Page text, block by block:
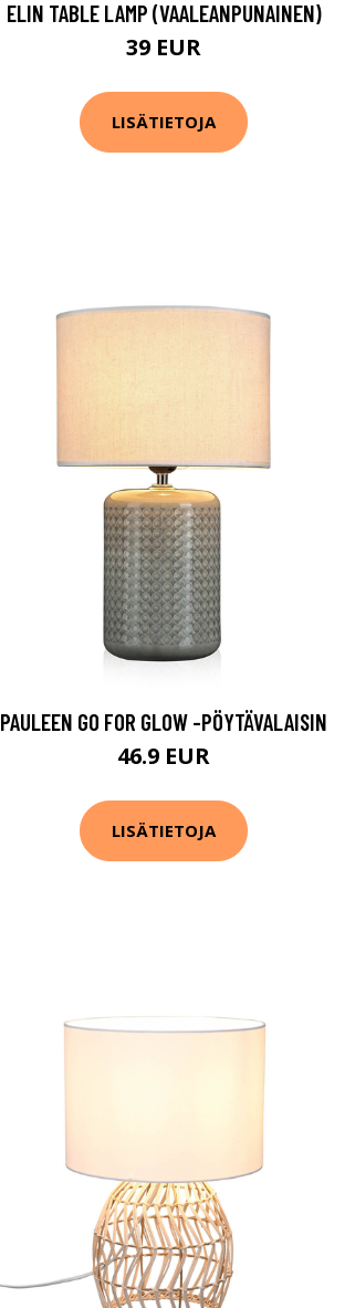
ELIN TABLE LAMP (VAALEANPUNAINEN)
39 EUR
LISÄTIETOJA
PAULEEN GO FOR GLOW -PÖYTÄVALAISIN
46.9 EUR
LISÄTIETOJA